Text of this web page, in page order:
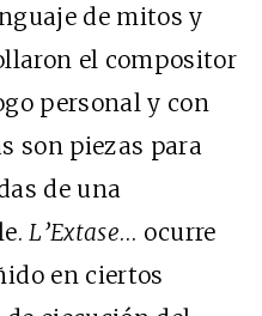
de mitos y
el compositor
personal y con
son piezas para
de una
L’Extase… ocurre
en ciertos